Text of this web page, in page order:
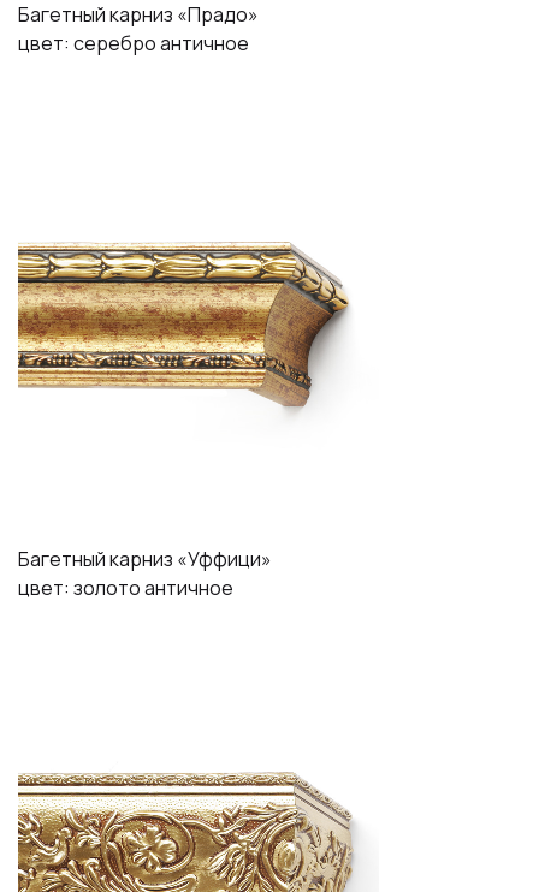
Багетный карниз «Прадо»
цвет: серебро античное
Багетный карниз «Уффици»
цвет: золото античное